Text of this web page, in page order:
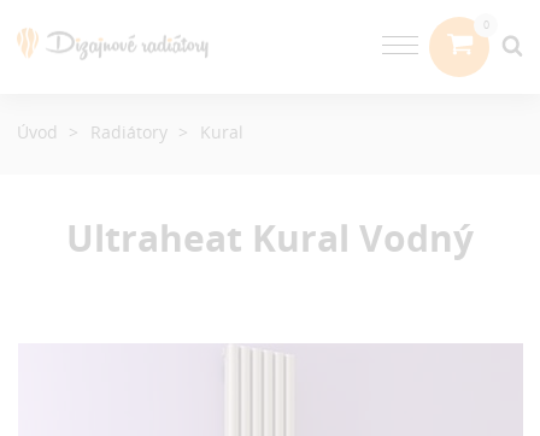
Ultraheat Kural Vodný
Úvod Radiátory Kural